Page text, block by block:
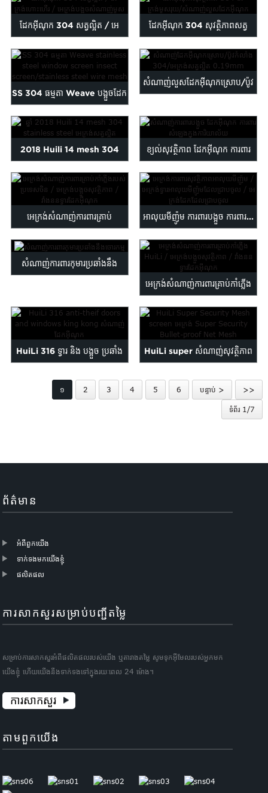
Inse...
ដែកអ៊ីណុក 304 សត្វល្អិត / អេ
ក្រង់ហោះ / មូស ...
ដែកអ៊ីណុក 304 សុវត្ថិភាពសត្វ
ល្អិតរុយ...
SS 304 ធម្មតា Weave បង្អួចដែក
អ៊ីណុក insec ...
សំណាញ់លួសដែកអ៊ីណុកស្រោប/ប៉ូវ
2018 Huili 14 mesh 304
stainless steel window i...
ខ្យល់សុវត្ថិភាព ដែកអ៊ីណុក ការពារ
សំឡេង ការិយាល័យ...
អេក្រង់សំណាញ់ការពារគ្រាប់
កាំភ្លើងចិន/បង្អួចសុវត្ថិភាព s...
អាលុយមីញ៉ូម ការពារបង្អួច ការពារ...
សំណាញ់ការពារកុមារប្រឆាំងនឹង
អេក្រង់សំណាញ់ការពារគ្រាប់កាំភ្លើង
HuiLi / បង្អួចសុវត្ថិភាព s...
HuiLi 316 ទ្វារ និង បង្អួច ប្រឆាំង HuiLi super សំណាញ់សុវត្ថិភាព
១ 2 3 4 5 6 បន្ទាប់ > >>
ទំព័រ 1/7
ព័ត៌មាន
អំពីពួកយើង
ទាក់ទងមកយើងខ្ញុំ
ផលិតផល
ការសាកសួរសម្រាប់បញ្ជីតម្លៃ
សម្រាប់ការសាកសួរអំពីផលិតផលរបស់យើង ឬតារាងតម្លៃ សូមទុកអ៊ីមែលរបស់អ្នកមក
យើងខ្ញុំ ហើយយើងនឹងទាក់ទងទៅក្នុងរយៈពេល 24 ម៉ោង។
ការសាកសួរ
តាមពួកយើង